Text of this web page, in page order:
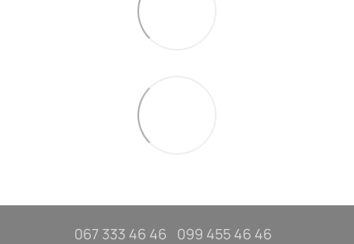
067 333 46 46 099 455 46 46